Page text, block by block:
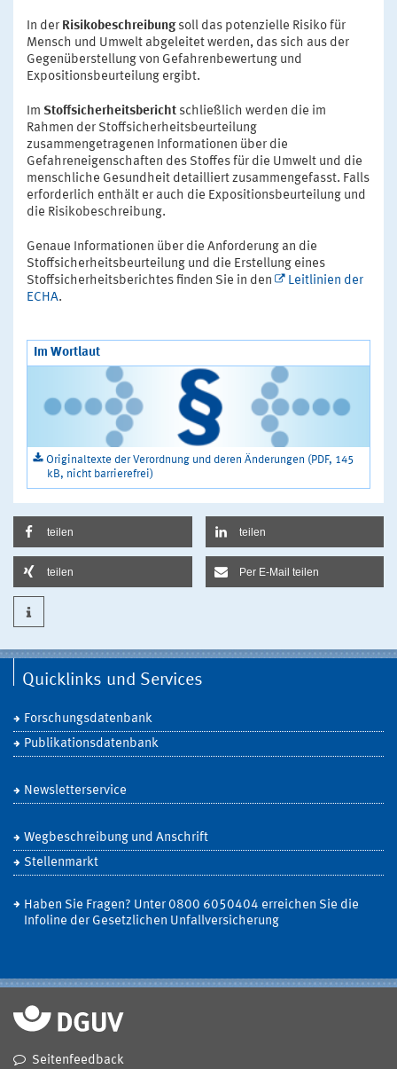
In der Risikobeschreibungsoll das potenzielle Risiko für
Mensch und Umwelt abgeleitet werden, das sich aus der
Gegenüberstellung von Gefahrenbewertung und
Expositionsbeurteilung ergibt.
Im Stoffsicherheitsbericht schließlich werden die im
Rahmen der Stoffsicherheitsbeurteilung
zusammengetragenen Informationen über die
Gefahreneigenschaften des Stoffes für die Umwelt und die
menschliche Gesundheit detailliert zusammengefasst. Falls
erforderlich enthält er auch die Expositionsbeurteilung und
die Risikobeschreibung.
Genaue Informationen über die Anforderung an die
Stoffsicherheitsbeurteilung und die Erstellung eines
Stoffsicherheitsberichtes finden Sie in den
Leitlinien der
ECHA.
Im Wortlaut
Originaltexte der Verordnung und deren Änderungen (PDF, 145
kB, nicht barrierefrei)
teilen teilen
teilen Per E-Mail teilen
Quicklinks und Services
Forschungsdatenbank
Publikationsdatenbank
Newsletterservice
Wegbeschreibung und Anschrift
Stellenmarkt
Haben Sie Fragen? Unter 0800 6050404 erreichen Sie die
Infoline der Gesetzlichen Unfallversicherung
Seitenfeedback